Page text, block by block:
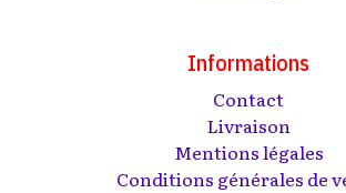
Informations
Contact
Livraison
Mentions légales
Conditions générales de